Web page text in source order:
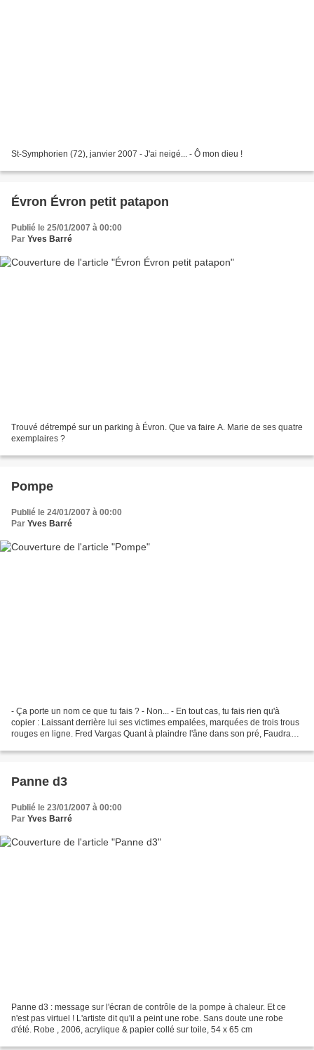
St-Symphorien (72), janvier 2007 - J'ai neigé... - Ô mon dieu !
Évron Évron petit patapon
Publié le 25/01/2007 à 00:00
Par Yves Barré
Trouvé détrempé sur un parking à Évron. Que va faire A. Marie de ses quatre
exemplaires ?
Pompe
Publié le 24/01/2007 à 00:00
Par Yves Barré
- Ça porte un nom ce que tu fais ? - Non... - En tout cas, tu fais rien qu'à
copier : Laissant derrière lui ses victimes empalées, marquées de trois trous
rouges en ligne. Fred Vargas Quant à plaindre l'âne dans son pré, Faudra
Panne d3
Publié le 23/01/2007 à 00:00
Par Yves Barré
Panne d3 : message sur l'écran de contrôle de la pompe à chaleur. Et ce
n'est pas virtuel ! L'artiste dit qu'il a peint une robe. Sans doute une robe
d'été. Robe , 2006, acrylique & papier collé sur toile, 54 x 65 cm